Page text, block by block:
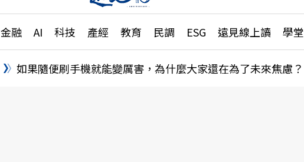
金融 AI 科技 產經 教育 民調 ESG 遠見線上讀 學堂
國際
大學升學、職涯攻略
縣市施政調查全解析
更多訂閱方案
如果隨便刷手機就能變厲害，為什麼大家還在為了未來焦慮？